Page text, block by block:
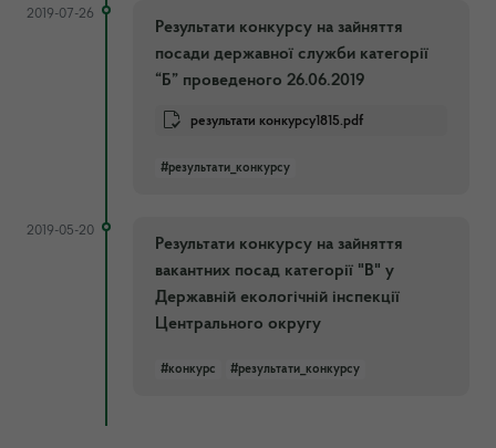
2019-07-26
Результати конкурсу на зайняття
посади державної служби категорії
“Б” проведеного 26.06.2019
результати конкурсу1815.pdf
#результати_конкурсу
2019-05-20
Результати конкурсу на зайняття
вакантних посад категорії "В" у
Державній екологічній інспекції
Центрального округу
#конкурс #результати_конкурсу